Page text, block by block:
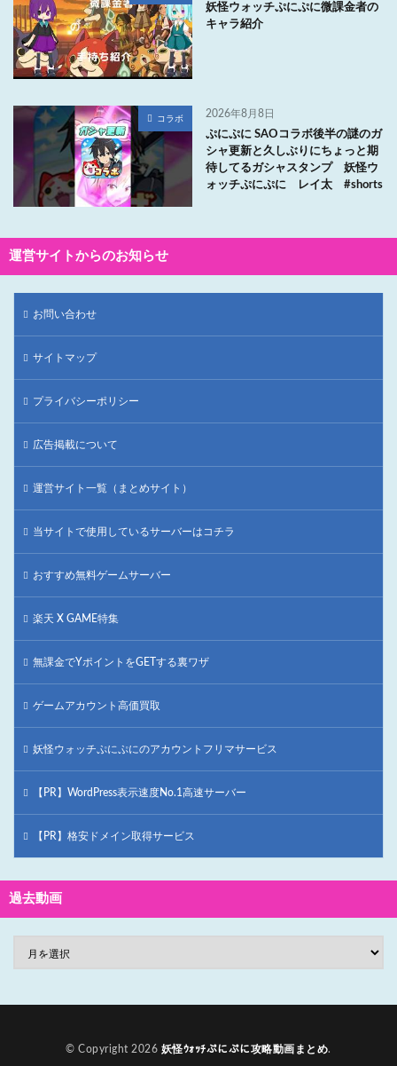
妖怪ウォッチぷにぷに微課金者の
キャラ紹介
コラボ 2026年8月8日
ぷにぷに SAOコラボ後半の謎のガ
シャ更新と久しぶりにちょっと期
待してるガシャスタンプ 妖怪ウ
ォッチぷにぷに レイ太 #shorts
運営サイトからのお知らせ
お問い合わせ
サイトマップ
プライバシーポリシー
広告掲載について
運営サイト一覧（まとめサイト）
当サイトで使用しているサーバーはコチラ
おすすめ無料ゲームサーバー
楽天 X GAME特集
無課金でYポイントをGETする裏ワザ
ゲームアカウント高価買取
妖怪ウォッチぷにぷにのアカウントフリマサービス
【PR】WordPress表示速度No.1高速サーバー
【PR】格安ドメイン取得サービス
過去動画
© Copyright 2026 妖怪ｳｫｯﾁぷにぷに攻略動画まとめ.